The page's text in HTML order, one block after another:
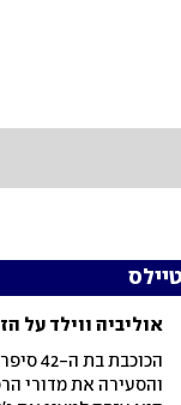
אוליביה ווילד על